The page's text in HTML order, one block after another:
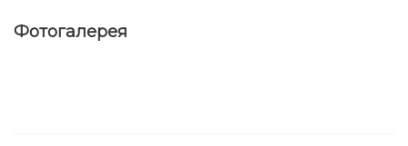
Фотогалерея